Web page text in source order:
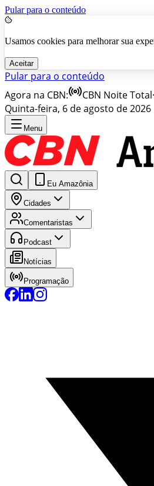
Pular para o conteúdo
Usamos cookies para melhorar sua
Aceitar
Pular para o conteúdo
Agora na CBN:
CBN Noite Total·
Quinta-feira, 6 de agosto de 2026
Menu
Eu Amazônia
Cidades
Comentaristas
Podcast
Notícias
Programação